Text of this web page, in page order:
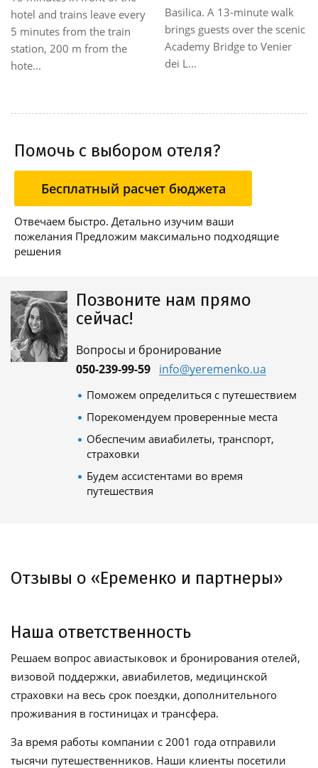
hotel and trains leave every
5 minutes from the train
station, 200 m from the
hote...
Basilica. A 13-minute walk
brings guests over the scenic
Academy Bridge to Venier
dei L...
Помочь с выбором отеля?
Бесплатный расчет бюджета
Отвечаем быстро. Детально изучим ваши
пожелания Предложим максимально подходящие
решения
Позвоните нам прямо
сейчас!
Вопросы и бронирование
050-239-99-59 info@yeremenko.ua
Поможем определиться с путешествием
Порекомендуем проверенные места
Обеспечим авиабилеты, транспорт,
страховки
Будем ассистентами во время
путешествия
Отзывы о «Еременко и партнеры»
Наша ответственность
Решаем вопрос авиастыковок и бронирования отелей,
визовой поддержки, авиабилетов, медицинской
страховки на весь срок поездки, дополнительного
проживания в гостиницах и трансфера.
За время работы компании с 2001 года отправили
тысячи путешественников. Наши клиенты посетили